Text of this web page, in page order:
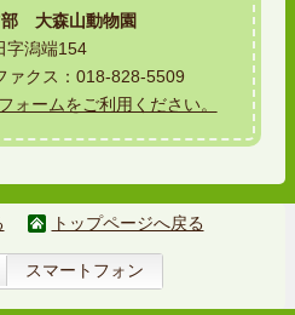
部 大森山動物園
潟端154
クス：018-828-5509
ォームをご利用ください。
トップページへ戻る
スマートフォン